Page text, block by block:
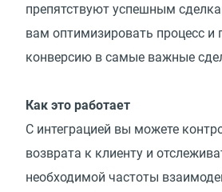
препятствуют успешным
вам оптимизировать процесс и
конверсию в самые важные
Как это работает
С интеграцией вы можете
возврата к клиенту и
необходимой частоты